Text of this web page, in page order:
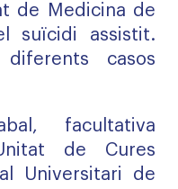
de Medicina de
suïcidi assistit.
diferents casos
facultativa
de Cures
Universitari de